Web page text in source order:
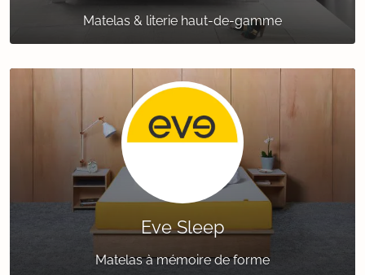
Matelas & literie haut-de-gamme
Eve Sleep
Matelas à mémoire de forme